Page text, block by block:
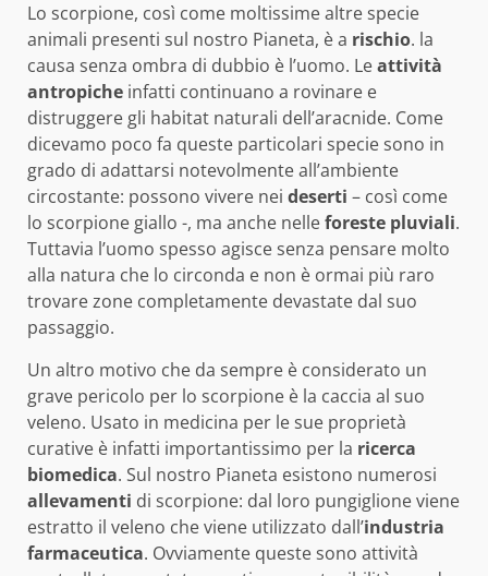
Lo scorpione, così come moltissime altre specie
animali presenti sul nostro Pianeta, è a rischio. la
causa senza ombra di dubbio è l’uomo. Leattività
antropiche infatti continuano a rovinare e
distruggere gli habitat naturali dell’aracnide. Come
dicevamo poco fa queste particolari specie sono in
grado di adattarsi notevolmente all’ambiente
circostante: possono vivere nei deserti – così come
lo scorpione giallo -, ma anche nelleforeste pluviali.
Tuttavia l’uomo spesso agisce senza pensare molto
alla natura che lo circonda e non è ormai più raro
trovare zone completamente devastate dal suo
passaggio.
Un altro motivo che da sempre è considerato un
grave pericolo per lo scorpione è la caccia al suo
veleno. Usato in medicina per le sue proprietà
curative è infatti importantissimo per la ricerca
biomedica. Sul nostro Pianeta esistono numerosi
allevamenti di scorpione: dal loro pungiglione viene
estratto il veleno che viene utilizzato dall’industria
farmaceutica. Ovviamente queste sono attività